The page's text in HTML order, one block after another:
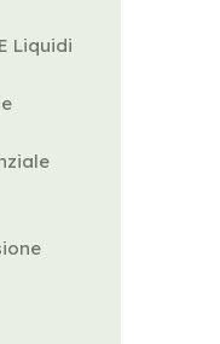
Liquidi